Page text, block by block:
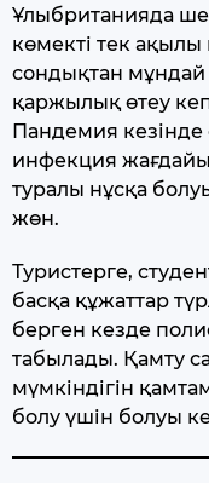
Ұлыбританияда
көмекті тек
сондықтан
қаржылық өтеу
Пандемия кезінде
инфекция
туралы нұсқа
жөн.
Туристерге,
басқа құжаттар
берген кезде
табылады. Қамту
мүмкіндігін
болу үшін болуы